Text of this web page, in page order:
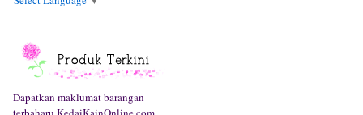
Dapatkan maklumat barangan